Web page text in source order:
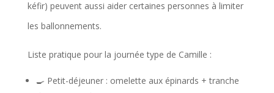
kéfir) peuvent aussi aider certaines personnes à limiter
les ballonnements.
Liste pratique pour la journée type de Camille :
🍳 Petit-déjeuner : omelette aux épinards + tranche